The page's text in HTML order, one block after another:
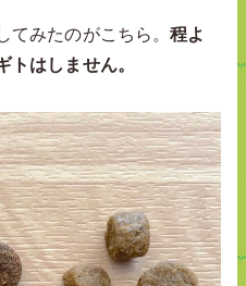
てみたのがこちら。程よ
はしません。